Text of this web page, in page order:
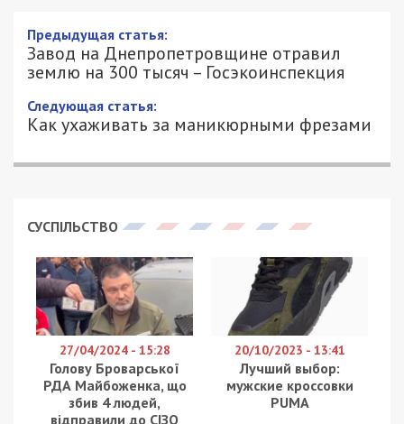
Предыдущая статья:
Завод на Днепропетровщине отравил
землю на 300 тысяч – Госэкоинспекция
Следующая статья:
Как ухаживать за маникюрными фрезами
СУСПІЛЬСТВО
27/04/2024 - 15:28
Голову Броварської
РДА Майбоженка, що
збив 4 людей,
відправили до СІЗО
20/10/2023 - 13:41
Лучший выбор:
мужские кроссовки
PUMA